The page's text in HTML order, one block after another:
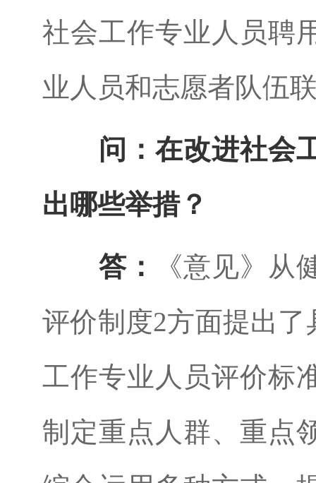
社会工作专业人员聘
业人员和志愿者队伍
问：在改进社会
出哪些举措？
答：
《意见》
评价制度2方面提出
工作专业人员评价标
制定重点人群、重点